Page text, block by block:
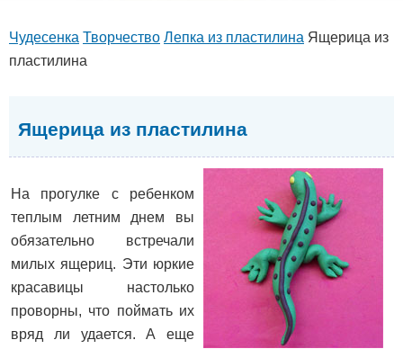
Чудесенка Творчество Лепка из пластилина Ящерица из
пластилина
Ящерица из пластилина
На прогулке с ребенком
теплым летним днем вы
обязательно встречали
милых ящериц. Эти юркие
красавицы настолько
проворны, что поймать их
вряд ли удается. А еще